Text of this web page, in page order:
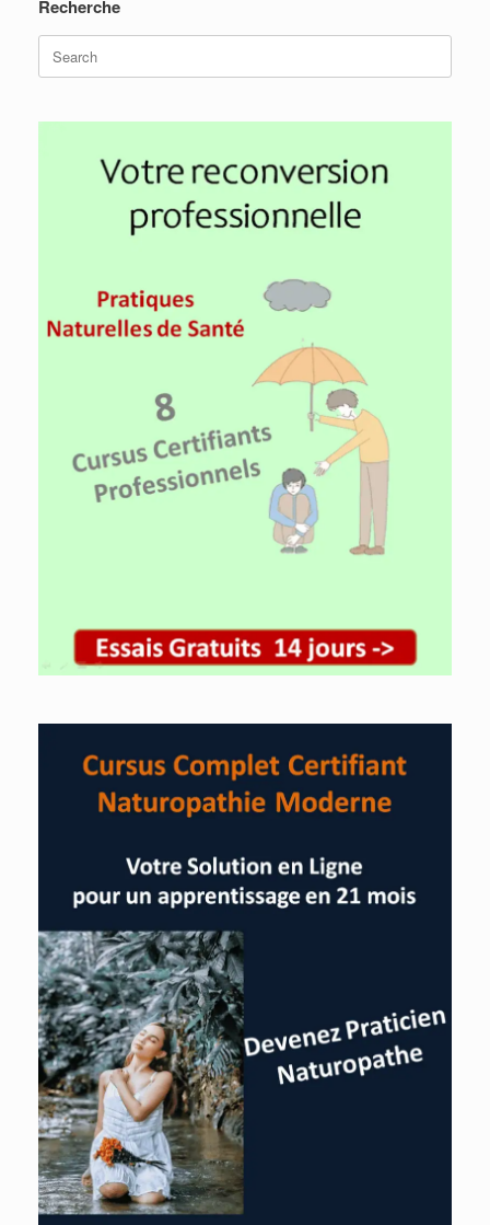
Recherche
Search
for: